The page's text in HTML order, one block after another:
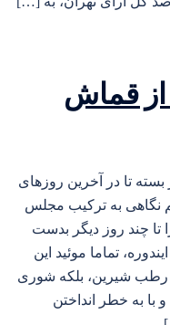
قماش
تا در آخرین روزهای
نگاهی به ترکیب مجلس
تا چند روز دیگر بدست
تماما موئید این
شیرین، بلکه شوری
به خطر انداختن